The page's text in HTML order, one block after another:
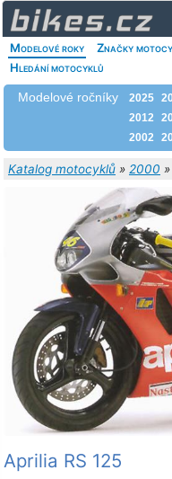
Modelové roky Značky
Hledání motocyklů
Modelové ročníky 2025
2012
2002
Katalog motocyklů » 2000 »
Aprilia RS 125